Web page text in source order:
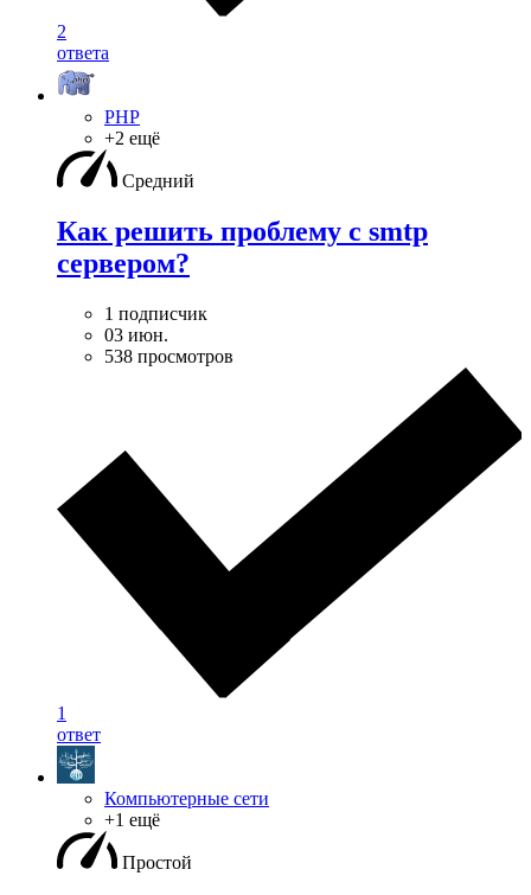
2
ответа
PHP
+2 ещё
Средний
Как решить проблему с smtp
сервером?
1 подписчик
03 июн.
538 просмотров
1
ответ
Компьютерные сети
+1 ещё
Простой